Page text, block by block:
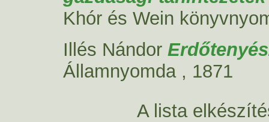
Khór és Wein
Illés Nándor
Államnyomda , 1871
A lista